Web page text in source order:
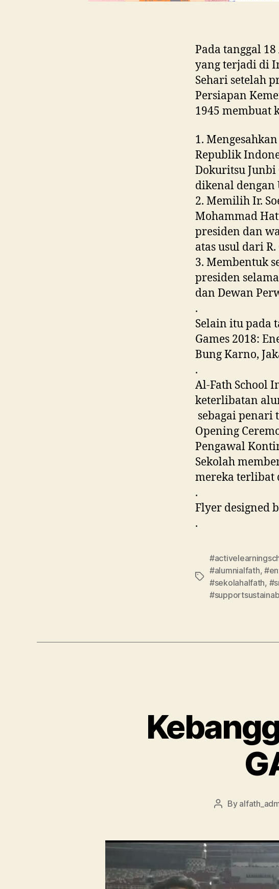
Pada tanggal
yang terjadi di
Sehari setelah
Persiapan
1945 membuat
1.
Republik
Dokuritsu Junbi
dikenal dengan
2. Memilih Ir.
Mohammad
presiden dan
atas usul dari
3. Membentuk
presiden
dan Dewan
.
Selain itu pada
Games 2018:
Bung Karno,
.
Al-Fath School
keterlibatan
sebagai penari
Opening
Pengawal
Sekolah
mereka terlibat
.
Flyer designed
.
#alumnialfath,
#sekolahalfath,
By